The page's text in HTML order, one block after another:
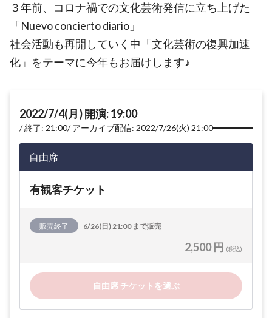
３年前、コロナ禍での文化芸術発信に立ち上げた
「Nuevo concierto diario」
社会活動も再開していく中「文化芸術の復興加速
化」をテーマに今年もお届けします♪
2022/7/4(月) 開演: 19:00
終了: 21:00 アーカイブ配信: 2022/7/26(火) 21:00
自由席
有観客チケット
販売終了 6/26(日) 21:00 まで販売
2,500 円 (税込)
自由席 チケットを選ぶ